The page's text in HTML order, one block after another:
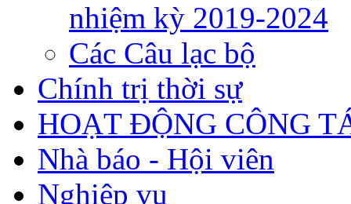
nhiệm kỳ 2019-2024
Các Câu lạc bộ
Chính trị thời sự
HOẠT ĐỘNG CÔNG
Nhà báo - Hội viên
Nghiệp vụ